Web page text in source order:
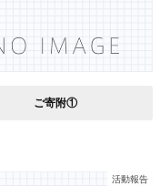
ご寄附①
活動報告